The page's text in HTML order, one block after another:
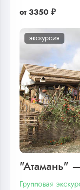
от 3350 ₽
экскурсия
"Атамань" —
Групповая